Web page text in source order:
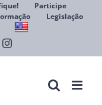
Participe
Legislação
Instagram